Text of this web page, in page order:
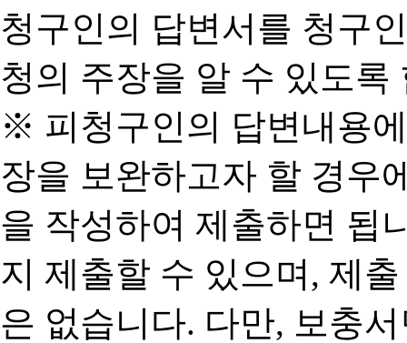
청구인의 답변서를 청구
청의 주장을 알 수 있도록
※ 피청구인의 답변내용
장을 보완하고자 할 경우
을 작성하여 제출하면 됩
지 제출할 수 있으며, 제
은 없습니다. 다만, 보충